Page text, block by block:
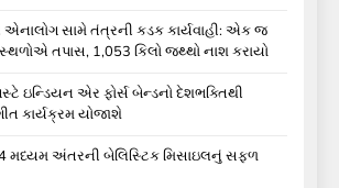
એનાલોગ સામે તંત્રની કડક કાર્યવાહી: એક જ
તપાસ, 1,053 કિલો જથ્થો નાશ કરાયો
ઇન્ડિયન એર ફોર્સ બેન્ડનો દેશભક્તિથી
કાર્યક્રમ યોજાશે
મધ્યમ અંતરની બેલિસ્ટિક મિસાઇલનું સફળ